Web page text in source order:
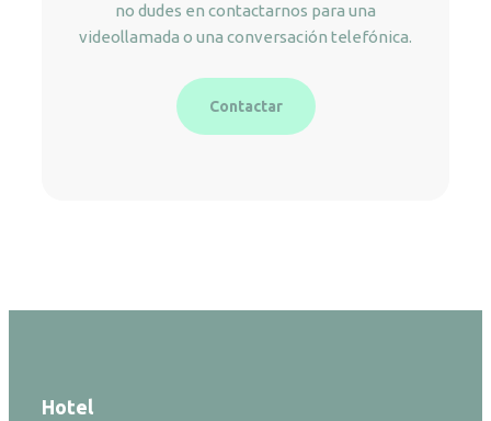
no dudes en contactarnos para una
videollamada o una conversación telefónica.
Contactar
Hotel